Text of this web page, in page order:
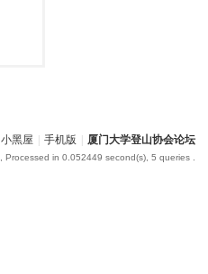
小黑屋 手机版 厦门大学登山协会论坛
, Processed in 0.052449 second(s), 5 queries .